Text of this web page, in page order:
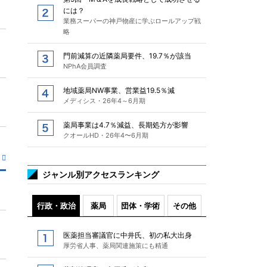
には？
業務スーパーの神戸物産に学ぶロールアップ戦
略
門前減算の近隣薬局要件、19.7％が該当
NPhA会員調査
地域薬局NW事業、営業益19.5％減
メディシス・26年4～6月期
薬局事業は4.7％減益、長期処方が影響
クオールHD・26年4〜6月期
ジャンル別アクセスランキング
行政・政治 薬局 団体・学術 その他
医薬担当審議官に中井氏、初の私大出身
厚労省人事、薬局関連施策にも精通